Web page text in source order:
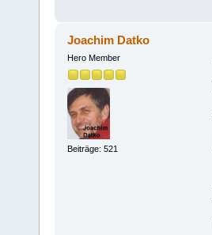
Joachim Datko
Hero Member
Beiträge: 521